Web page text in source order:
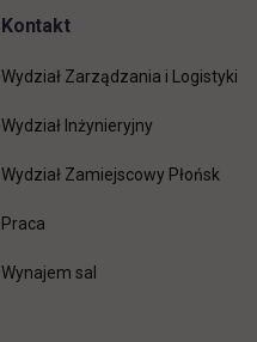
Kontakt
Wydział Zarządzania i Logistyki
Wydział Inżynieryjny
Wydział Zamiejscowy Płońsk
Praca
Wynajem sal